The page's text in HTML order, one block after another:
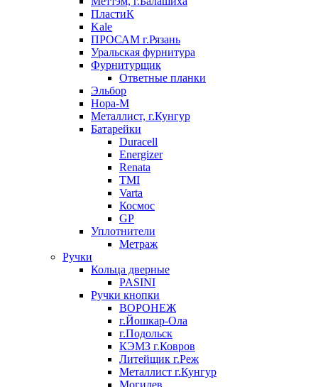
ПластиК
Kale
ПРОСАМ г.Рязань
Уральская фурнитура
Фурнитурщик
Ответные планки
Эльбор
Нора-М
Металлист, г.Кунгур
Батарейки
Duracell
Energizer
Renata
TMI
Varta
Космос
GP
Уплотнители
Метраж
Ручки
Кольца дверные
PASINI
Ручки кнопки
ВОРОНЕЖ
г.Йошкар-Ола
г.Подольск
КЭМЗ г.Ковров
Литейщик г.Реж
Металлист г.Кунгур
Могилев